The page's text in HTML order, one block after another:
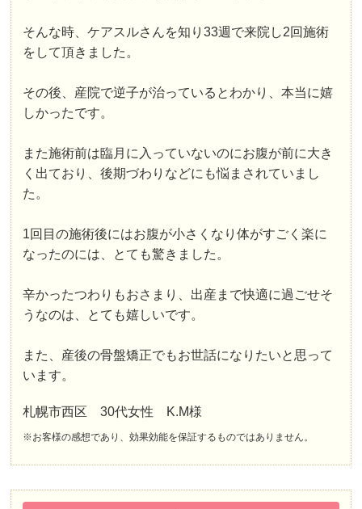
そんな時、ケアスルさんを知り33週で来院し2回施術
をして頂きました。
その後、産院で逆子が治っているとわかり、本当に嬉
しかったです。
また施術前は臨月に入っていないのにお腹が前に大き
く出ており、後期づわりなどにも悩まされていまし
た。
1回目の施術後にはお腹が小さくなり体がすごく楽に
なったのには、とても驚きました。
辛かったつわりもおさまり、出産まで快適に過ごせそ
うなのは、とても嬉しいです。
また、産後の骨盤矯正でもお世話になりたいと思って
います。
札幌市西区 30代女性 K.M様
※お客様の感想であり、効果効能を保証するものではありません。